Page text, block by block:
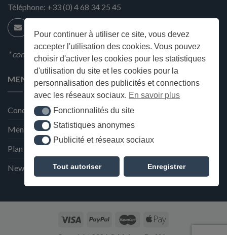
Pour continuer à utiliser ce site, vous devez
accepter l'utilisation des cookies. Vous pouvez
choisir d'activer les cookies pour les statistiques
d'utilisation du site et les cookies pour la
personnalisation des publicités et connections
avec les réseaux sociaux. En savoir plus
Fonctionnalités du site
Fonctionnalités du site
Statistiques anonymes
Statistiques anonymes
Publicité et réseaux sociaux
Publicité et réseaux sociaux
Tout autoriser Enregistrer
Téléphone: +33 (0) 4 68 34 25 45
* condition en magasin
MENU
Conditions générales de ventes
Mentions Légales et Politique de confidentialité
Plan du site
Newsletter de la Maison Deffès